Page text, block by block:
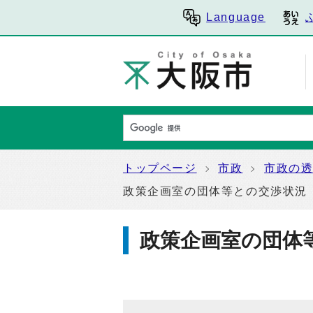
Language
トップページ 市政
市政の
政策企画室の団体等との交渉状況
政策企画室の団体